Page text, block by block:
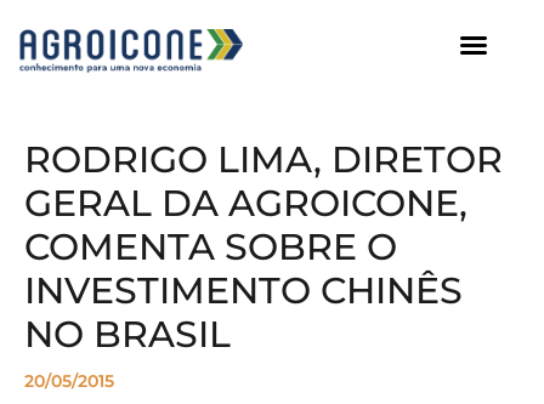
RODRIGO LIMA, DIRETOR
GERAL DA AGROICONE,
COMENTA SOBRE O
INVESTIMENTO CHINÊS
NO BRASIL
20/05/2015